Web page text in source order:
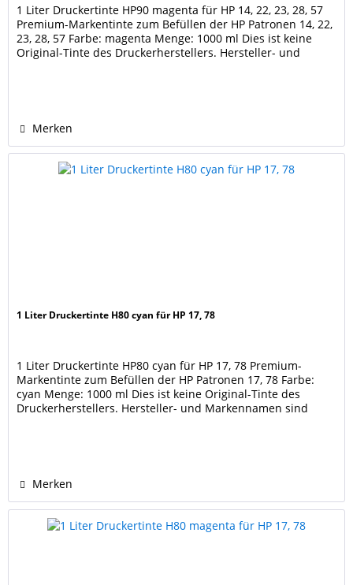
1 Liter Druckertinte HP90 magenta für HP 14, 22, 23, 28, 57
Premium-Markentinte zum Befüllen der HP Patronen 14, 22,
23, 28, 57 Farbe: magenta Menge: 1000 ml Dies ist keine
Original-Tinte des Druckerherstellers. Hersteller- und
Merken
1 Liter Druckertinte H80 cyan für HP 17, 78
1 Liter Druckertinte HP80 cyan für HP 17, 78 Premium-
Markentinte zum Befüllen der HP Patronen 17, 78 Farbe:
cyan Menge: 1000 ml Dies ist keine Original-Tinte des
Druckerherstellers. Hersteller- und Markennamen sind
Merken